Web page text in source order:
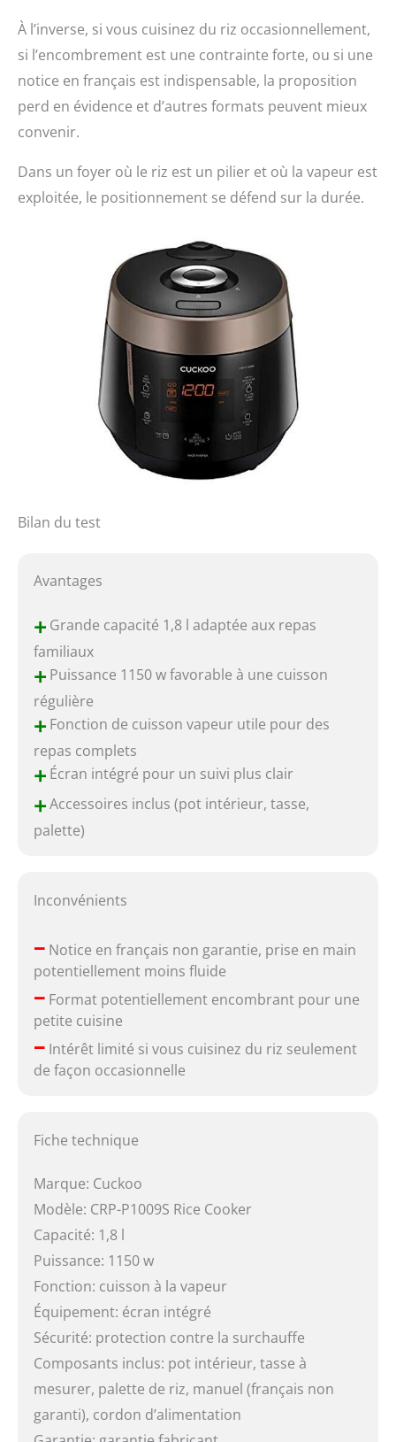
À l’inverse, si vous cuisinez du riz occasionnellement,
si l’encombrement est une contrainte forte, ou si une
notice en français est indispensable, la proposition
perd en évidence et d’autres formats peuvent mieux
convenir.
Dans un foyer où le riz est un pilier et où la vapeur est
exploitée, le positionnement se défend sur la durée.
Bilan du test
Avantages
+Grande capacité 1,8 l adaptée aux repas
familiaux
+Puissance 1150 w favorable à une cuisson
régulière
+Fonction de cuisson vapeur utile pour des
repas complets
+Écran intégré pour un suivi plus clair
+Accessoires inclus (pot intérieur, tasse,
palette)
Inconvénients
–Notice en français non garantie, prise en main
potentiellement moins fluide
–Format potentiellement encombrant pour une
petite cuisine
–Intérêt limité si vous cuisinez du riz seulement
de façon occasionnelle
Fiche technique
Marque: Cuckoo
Modèle: CRP-P1009S Rice Cooker
Capacité: 1,8 l
Puissance: 1150 w
Fonction: cuisson à la vapeur
Équipement: écran intégré
Sécurité: protection contre la surchauffe
Composants inclus: pot intérieur, tasse à
mesurer, palette de riz, manuel (français non
garanti), cordon d’alimentation